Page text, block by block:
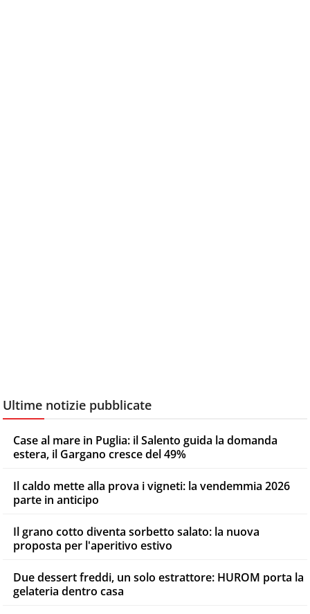
Ultime notizie pubblicate
Case al mare in Puglia: il Salento guida la domanda
estera, il Gargano cresce del 49%
Il caldo mette alla prova i vigneti: la vendemmia 2026
parte in anticipo
Il grano cotto diventa sorbetto salato: la nuova
proposta per l'aperitivo estivo
Due dessert freddi, un solo estrattore: HUROM porta la
gelateria dentro casa